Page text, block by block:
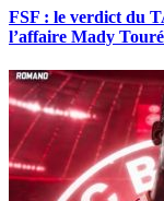
FSF : le verdict du
l’affaire Mady